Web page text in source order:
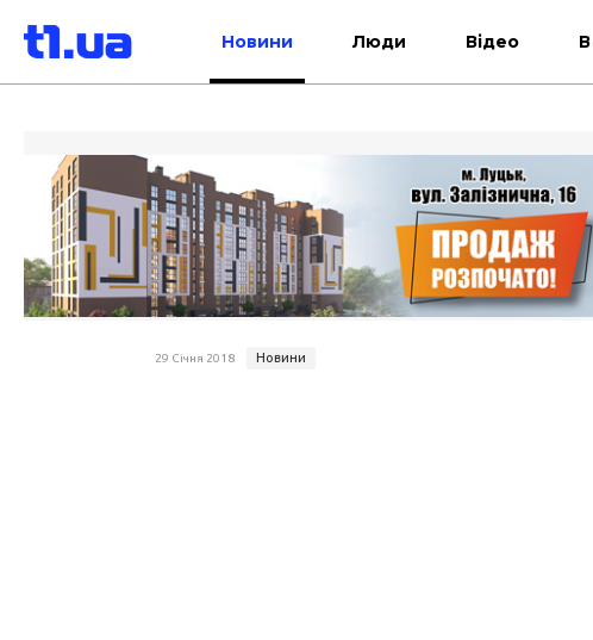
Новини Люди Відео
29 Січня 2018 Новини